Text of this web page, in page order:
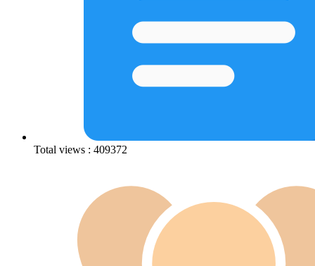
Total views : 409372